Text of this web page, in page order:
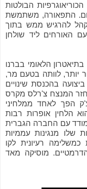
הבולטות
התפאורה, משתמשת
להרגיש ממש בתוך
האורחים ליד שולחן
האופרה הועלתה לראשונה בשנת 1904 בתיאטרון הלאומי בברנו
12 שנה מאוחר יותר, לוותה בטעם מר,
בהכנסת שינויים
שערך בעצמו. בשנת 1982, שיחזר המנצח צ'רלס מקרס
הפך לאחד ממלחיני
החשובים של המאה ה-20. הוא הלחין אופרות רבות
עם החברה הגברית
שלו מנגינות עממיות
כמשלימה רעיונית לקו
מוסיקה מאד